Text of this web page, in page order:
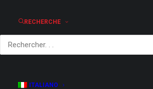
RECHERCHE
ITALIANO
contiennent des substances
telles que la caféine et la taurine,
augmenter l’énergie physique et
Les boissons énergisantes peuvent